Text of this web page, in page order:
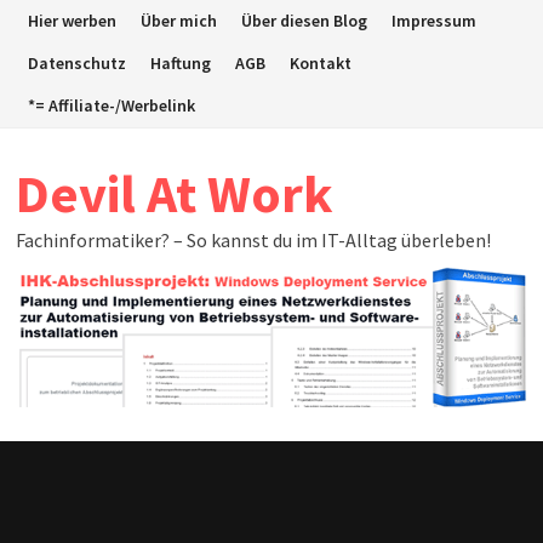
ZumHier werben Über mich Über diesen Blog
Impressum
Datenschutz
Haftung AGB
Kontakt
*= Affiliate-/Werbelink
Devil At Work
Fachinformatiker? – So kannst du im IT-Alltag überleben!